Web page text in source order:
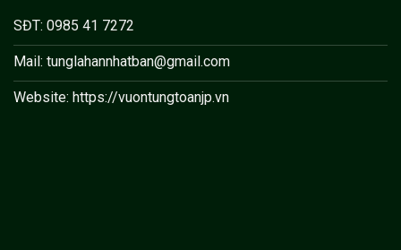
SĐT: 0985 41 7272
Mail: tunglahannhatban@gmail.com
Website: https://vuontungtoanjp.vn